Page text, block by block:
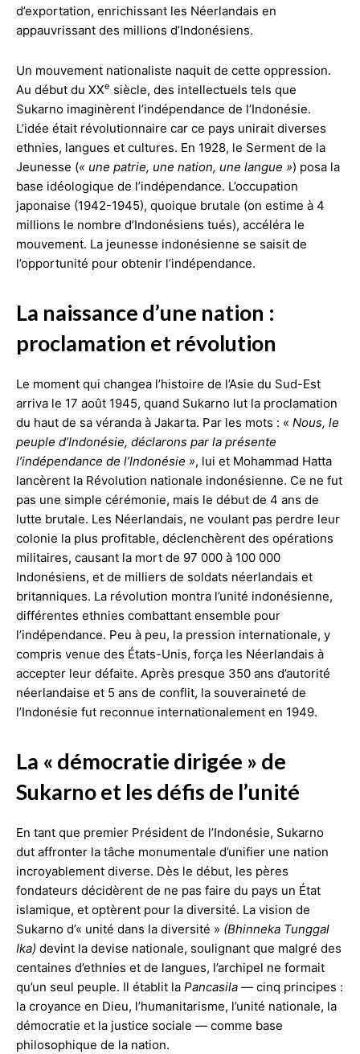
d’exportation, enrichissant les Néerlandais en
appauvrissant des millions d’Indonésiens.
Un mouvement nationaliste naquit de cette oppression.
Au début du XXe siècle, des intellectuels tels que
Sukarno imaginèrent l’indépendance de l’Indonésie.
L’idée était révolutionnaire car ce pays unirait diverses
ethnies, langues et cultures. En 1928, le Serment de la
Jeunesse (« une patrie, une nation, une langue ») posa la
base idéologique de l’indépendance. L’occupation
japonaise (1942-1945), quoique brutale (on estime à 4
millions le nombre d’Indonésiens tués), accéléra le
mouvement. La jeunesse indonésienne se saisit de
l’opportunité pour obtenir l’indépendance.
La naissance d’une nation :
proclamation et révolution
Le moment qui changea l’histoire de l’Asie du Sud-Est
arriva le 17 août 1945, quand Sukarno lut la proclamation
du haut de sa véranda à Jakarta. Par les mots : « Nous, le
peuple d’Indonésie, déclarons par la présente
l’indépendance de l’Indonésie », lui et Mohammad Hatta
lancèrent la Révolution nationale indonésienne. Ce ne fut
pas une simple cérémonie, mais le début de 4 ans de
lutte brutale. Les Néerlandais, ne voulant pas perdre leur
colonie la plus profitable, déclenchèrent des opérations
militaires, causant la mort de 97 000 à 100 000
Indonésiens, et de milliers de soldats néerlandais et
britanniques. La révolution montra l’unité indonésienne,
différentes ethnies combattant ensemble pour
l’indépendance. Peu à peu, la pression internationale, y
compris venue des États-Unis, força les Néerlandais à
accepter leur défaite. Après presque 350 ans d’autorité
néerlandaise et 5 ans de conflit, la souveraineté de
l’Indonésie fut reconnue internationalement en 1949.
La « démocratie dirigée » de
Sukarno et les défis de l’unité
En tant que premier Président de l’Indonésie, Sukarno
dut affronter la tâche monumentale d’unifier une nation
incroyablement diverse. Dès le début, les pères
fondateurs décidèrent de ne pas faire du pays un État
islamique, et optèrent pour la diversité. La vision de
Sukarno d’« unité dans la diversité » (Bhinneka Tunggal
Ika) devint la devise nationale, soulignant que malgré des
centaines d’ethnies et de langues, l’archipel ne formait
qu’un seul peuple. Il établit la Pancasila — cinq principes :
la croyance en Dieu, l’humanitarisme, l’unité nationale, la
démocratie et la justice sociale — comme base
philosophique de la nation.